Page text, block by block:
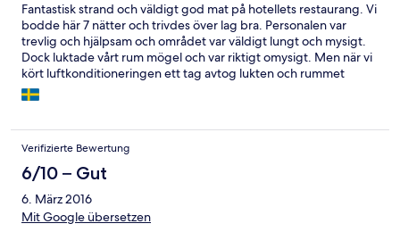
Fantastisk strand och väldigt god mat på hotellets restaurang. Vi
bodde här 7 nätter och trivdes över lag bra. Personalen var
trevlig och hjälpsam och området var väldigt lungt och mysigt.
Dock luktade vårt rum mögel och var riktigt omysigt. Men när vi
kört luftkonditioneringen ett tag avtog lukten och rummet
kändes lite fräschare.
Verifizierte Bewertung
6/10 – Gut
6. März 2016
Mit Google übersetzen